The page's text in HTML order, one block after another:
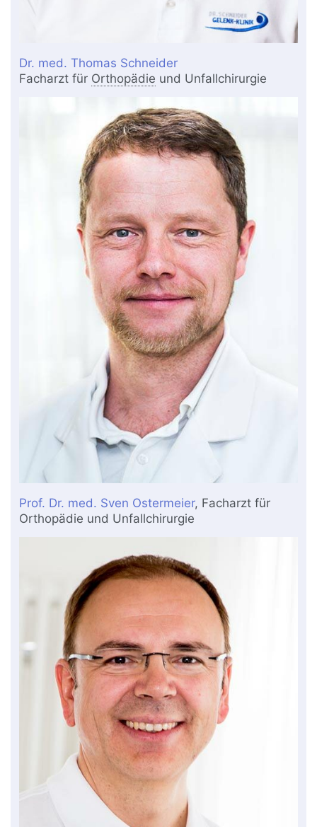
Dr. med. Thomas Schneider
Facharzt für Orthopädie und Unfallchirurgie
Prof. Dr. med. Sven Ostermeier, Facharzt für
Orthopädie und Unfallchirurgie